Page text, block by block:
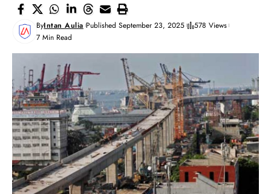
ByIntan Aulia Published September 23, 2025
578 Views
7 Min Read